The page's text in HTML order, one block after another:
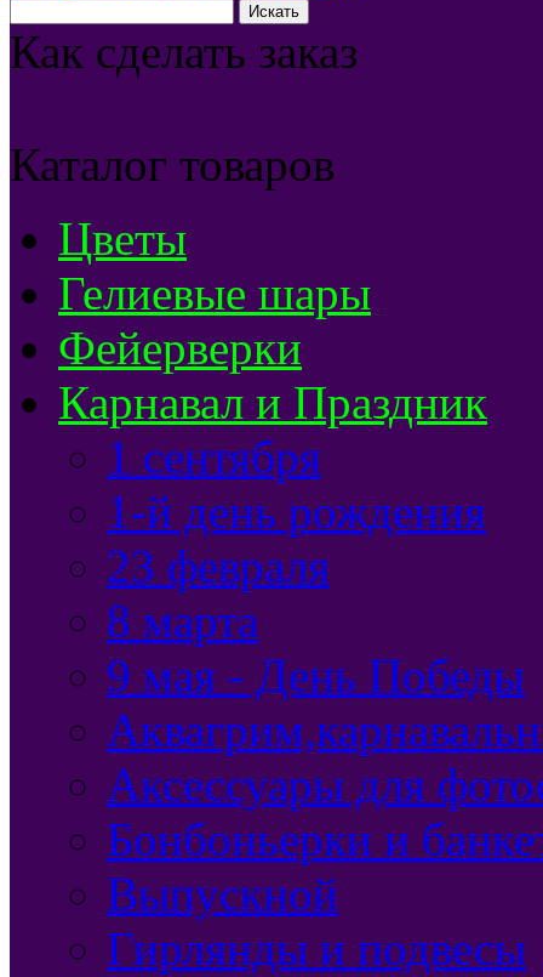
Как сделать заказ
Каталог товаров
Цветы
Гелиевые шары
Фейерверки
Карнавал и Праздник
1 сентября
1-й день рождения
23 февраля
8 марта
9 мая - День Победы
Аксессуары для
Бонбоньерки и
Выпускной
Гирлянды и подвесы